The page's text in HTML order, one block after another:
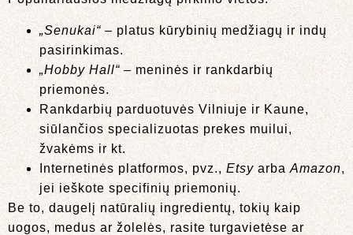
„Senukai“ – platus kūrybinių medžiagų ir indų
pasirinkimas.
„Hobby Hall“ – meninės ir rankdarbių
priemonės.
Rankdarbių parduotuvės Vilniuje ir Kaune,
siūlančios specializuotas prekes muilui,
žvakėms ir kt.
Internetinės platformos, pvz., Etsy arba Amazon,
jei ieškote specifinių priemonių.
Be to, daugelį natūralių ingredientų, tokių kaip
uogos, medus ar žolelės, rasite turgavietėse ar